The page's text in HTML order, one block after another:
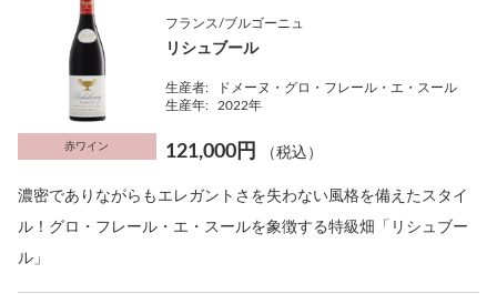
赤ワイン
フランス/ブルゴーニュ
リシュブール
生産者:
ドメーヌ・グロ・フレール・エ・スール
生産年:
2022年
121,000円 （税込）
濃密でありながらもエレガントさを失わない風格を備えたスタイ
ル！グロ・フレール・エ・スールを象徴する特級畑「リシュブー
ル」